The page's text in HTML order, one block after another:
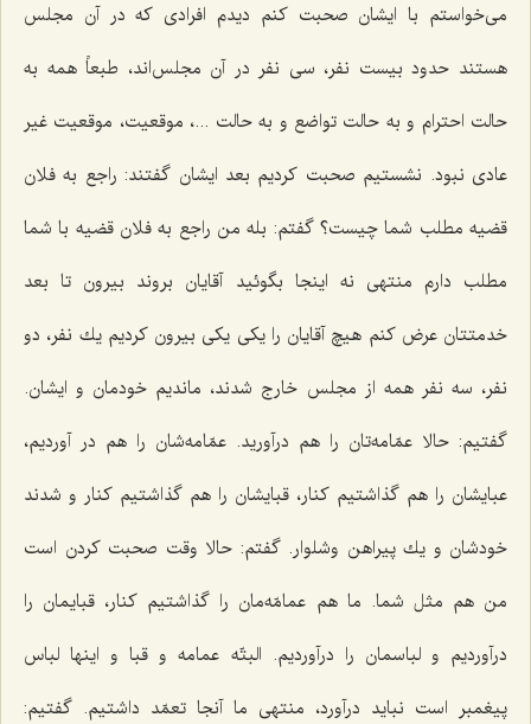
می‌خواستم با ایشان صحبت كنم دیدم افرادی كه در آن مجلس
هستند حدود بیست نفر، سی نفر در آن مجلس‌اند، طبعاً همه به
حالت احترام و به حالت تواضع و به حالت ...، موقعیت، موقعیت غیر
عادی نبود. نشستیم صحبت كردیم بعد ایشان گفتند: راجع به فلان
قضیه مطلب شما چیست؟ گفتم: بله من راجع به فلان قضیه با شما
مطلب دارم منتهی نه اینجا بگوئید آقایان بروند بیرون تا بعد
خدمتتان عرض كنم هیچ آقایان را یكی یكی بیرون كردیم یك نفر، دو
نفر، سه نفر همه از مجلس خارج شدند، ماندیم خودمان و ایشان.
گفتیم: حالا عمّامه‌تان را هم درآورید. عمّامه‌شان را هم در آوردیم،
عبایشان را هم گذاشتیم كنار، قبایشان را هم گذاشتیم كنار و شدند
خودشان و یك پیراهن وشلوار. گفتم: حالا وقت صحبت كردن است
من هم مثل شما. ما هم عمامّه‌مان را گذاشتیم كنار، قبایمان را
درآوردیم و لباسمان را درآوردیم. البتّه عمامه و قبا و اینها لباس
پیغمبر است نباید درآورد، منتهی ما آنجا تعمّد داشتیم. گفتیم: